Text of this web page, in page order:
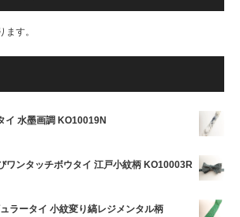
す。
イ 水墨画調 KO10019N
ワンタッチボウタイ 江戸小紋柄 KO10003R
ラータイ 小紋変り縞レジメンタル柄